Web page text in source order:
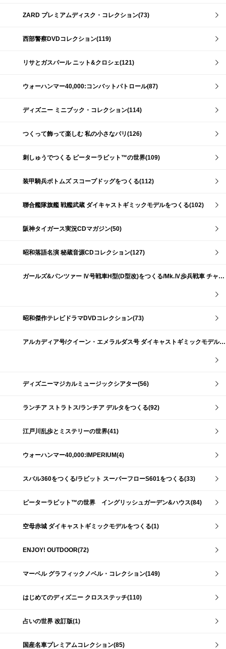
ZARD プレミアムディスク・コレクション(73)
西部警察DVDコレクション(119)
リサとガスパール ニット&クロシェ(121)
ウォーハンマー40,000:コンバットパトロール(87)
ディズニー ミニブック・コレクション(114)
つくって飾って楽しむ 私の小さなパリ(126)
刺しゅうでつくる ピーターラビット™の世界(109)
装甲騎兵ボトムズ スコープドッグをつくる(112)
聯合艦隊旗艦 戦艦武蔵 ダイキャストギミックモデルをつくる(102)
阪神タイガース実況CDマガジン(50)
昭和落語名演 秘蔵音源CDコレクション(127)
ガールズ&パンツァー Ⅳ号戦車H型(D型改)をつくる/Mk.Ⅳ歩兵戦車 チャーチルMk.Ⅶをつくる(191)
昭和傑作テレビドラマDVDコレクション(73)
アルカディア号/クイーン・エメラルダス号 ダイキャストギミックモデルをつくる(159)
ディズニーマジカルミュージックシアター(56)
ランチア ストラトス/ランチア デルタをつくる(92)
江戸川乱歩とミステリーの世界(41)
ウォーハンマー40,000:IMPERIUM(4)
スバル360をつくる/ラビット スーパーフローS601をつくる(33)
ピーターラビット™の世界 イングリッシュガーデン&ハウス(84)
空母赤城 ダイキャストギミックモデルをつくる(1)
ENJOY! OUTDOOR(72)
マーベル グラフィックノベル・コレクション(149)
はじめてのディズニー クロスステッチ(110)
占いの世界 改訂版(1)
国産名車プレミアムコレクション(85)